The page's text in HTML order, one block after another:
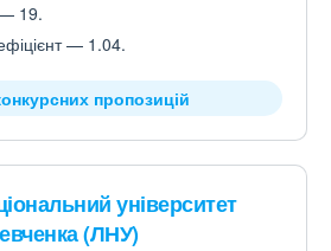
— 19.
— 1.04.
пропозицій
університет
(ЛНУ)